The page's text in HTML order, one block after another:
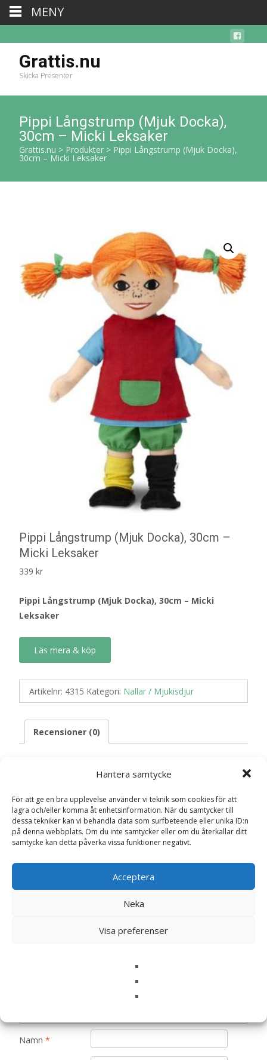
Hantera samtycke
För att ge en bra upplevelse använder vi teknik som cookies för att
lagra och/eller komma åt enhetsinformation. När du samtycker till
dessa tekniker kan vi behandla data som surfbeteende eller unika ID:n
på denna webbplats. Om du inte samtycker eller om du återkallar ditt
samtycke kan detta påverka vissa funktioner negativt.
Acceptera
Neka
Visa preferenser
Grattis.nu
Skicka Presenter
Pippi Långstrump (Mjuk Docka),
30cm – Micki Leksaker
Grattis.nu > Produkter > Pippi Långstrump (Mjuk Docka),
30cm – Micki Leksaker
Pippi Långstrump (Mjuk Docka), 30cm –
Micki Leksaker
339 kr
Pippi Långstrump (Mjuk Docka), 30cm – Micki
Leksaker
Läs mera & köp
Artikelnr: 4315 Kategori: Nallar / Mjukisdjur
Recensioner (0)
Recensioner
Det finns inga recensioner än.
Bli först med att recensera ”Pippi
Din e-postadress kommer inte publiceras.
Namn *
MENY